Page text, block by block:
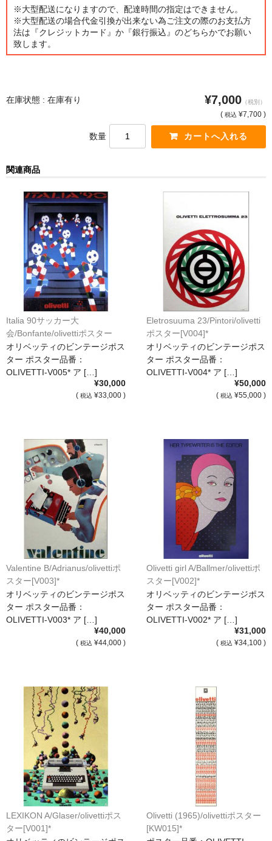
olivetti
猫・ねこ・ネコ
額装品一覧
カッズミイダ×手塚治虫額装
スペイン製アートポスター額装
フランス製モノクロフォト額装
Classic Pooh額装
セール
お買物ガイド
額縁の仕様
支払方法・送料・納期
よくあるご質問
FAX専用ご注文用紙
カート
ショップ
For overseas customers
サイトマップ
オーダーメイド額装
額装のご相談・注文方法
※大型配送になりますので、配達時間の指定はできません。
※大型配送の場合代金引換が出来ない為ご注文の際のお支払方
法は『クレジットカード』か『銀行振込』のどちらかでお願い
致します。
在庫状態 : 在庫有り ¥7,000 （税別）
( 税込 ¥7,700 )
数量
関連商品
Italia 90サッカー大
会/Bonfante/olivettiポスター
[V005]*
オリベッティのビンテージポス
ター ポスター品番：
OLIVETTI-V005* ア […]
¥30,000
( 税込 ¥33,000 )
Eletrosuuma 23/Pintori/olivetti
ポスター[V004]*
オリベッティのビンテージポス
ター ポスター品番：
OLIVETTI-V004* ア […]
¥50,000
( 税込 ¥55,000 )
Valentine B/Adrianus/olivettiポ
スター[V003]*
オリベッティのビンテージポス
ター ポスター品番：
OLIVETTI-V003* ア […]
¥40,000
( 税込 ¥44,000 )
Olivetti girl A/Ballmer/olivettiポ
スター[V002]*
オリベッティのビンテージポス
ター ポスター品番：
OLIVETTI-V002* ア […]
¥31,000
( 税込 ¥34,100 )
LEXIKON A/Glaser/olivettiポス
ター[V001]*
Olivetti (1965)/olivettiポスター
[KW015]*